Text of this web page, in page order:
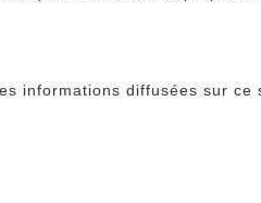
informations diffusées sur